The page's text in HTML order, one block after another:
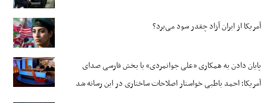
آمریکا از ایران آزاد چقدر سود می‌برد؟
پایان دادن به همکاری «علی جوانمردی» با بخش فارسی صدای
آمریکا؛ احمد باطبی خواستار اصلاحات ساختاری در این رسانه شد